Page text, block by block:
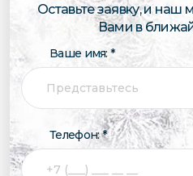
Оставьте заявку, и наш
Вами в
Ваше имя: *
Телефон: *